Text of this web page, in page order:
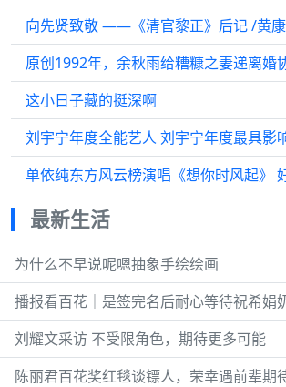
向先贤致敬 ——《清官黎正》后记 /黄
这小日子藏的挺深啊
单依纯东方风云榜演唱《想你时风起》
最新生活
为什么不早说呢嗯抽象手绘绘画
播报看百花｜是签完名后耐心等待祝希娟
刘耀文采访 不受限角色，期待更多可能
陈丽君百花奖红毯谈镖人，荣幸遇前辈期